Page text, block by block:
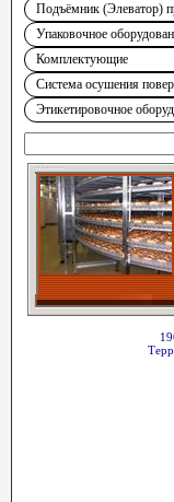
Подъёмник (Элеватор)
Упаковочное
Комплектующие
Система осушения
Этикетировочное